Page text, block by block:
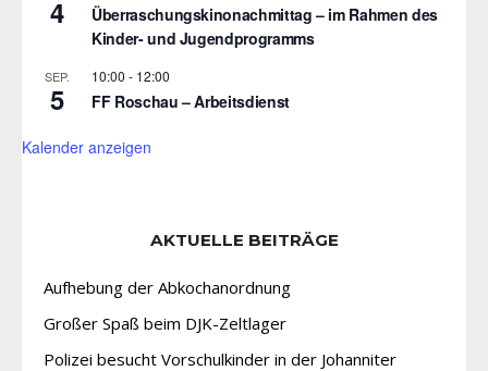
4
Überraschungskinonachmittag – im Rahmen des
Kinder- und Jugendprogramms
SEP.
5
10:00 - 12:00
FF Roschau – Arbeitsdienst
Kalender anzeigen
AKTUELLE BEITRÄGE
Aufhebung der Abkochanordnung
Großer Spaß beim DJK-Zeltlager
Polizei besucht Vorschulkinder in der Johanniter